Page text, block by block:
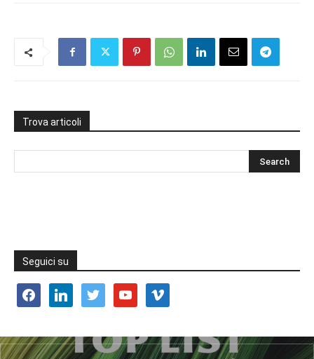
Trova articoli
Seguici su
facebooklinkedin twitter youtube vimeo